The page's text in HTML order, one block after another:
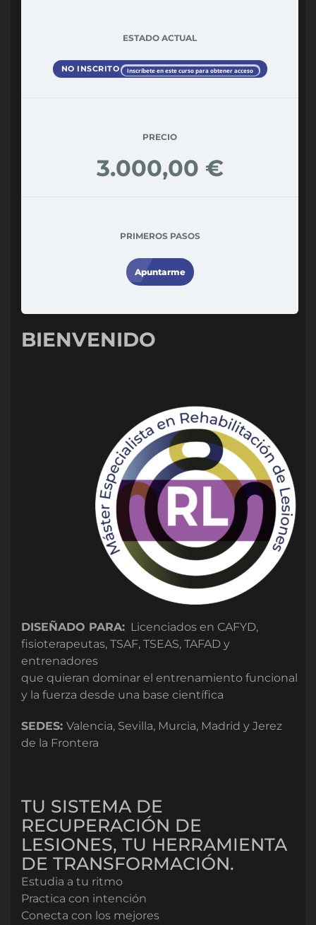
ESTADO ACTUAL
NO INSCRITO Inscríbete en este curso para obtener acceso
PRECIO
3.000,00 €
PRIMEROS PASOS
Apuntarme
BIENVENIDO
DISEÑADO PARA: Licenciados en CAFYD,
fisioterapeutas, TSAF, TSEAS, TAFAD y
entrenadores
que quieran dominar el entrenamiento funcional
y la fuerza desde una base científica
SEDES: Valencia, Sevilla, Murcia, Madrid y Jerez
de la Frontera
TU SISTEMA DE
RECUPERACIÓN DE
LESIONES, TU HERRAMIENTA
DE TRANSFORMACIÓN.
Estudia a tu ritmo
Practica con intención
Conecta con los mejores